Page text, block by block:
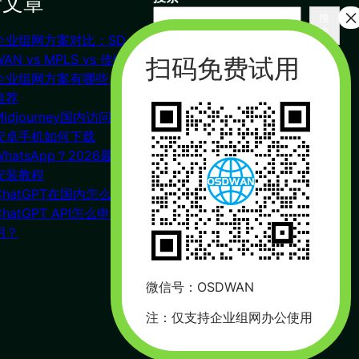
业组网方案对比：SD-
vs MPLS vs 传统VPN
业组网方案有哪些？对比
荐
国内访问教程
卓手机如何下载
？2026最新下载
装教程
在国内怎么注册？
API怎么申请使
？
索
联系我们
杭州（总部） 北京 长沙
广州
合作：17357178761（微信同
号）
周一到周五 : 9:00 – 21:00
微信号：OSDWAN
注：仅支持企业组网办公使用